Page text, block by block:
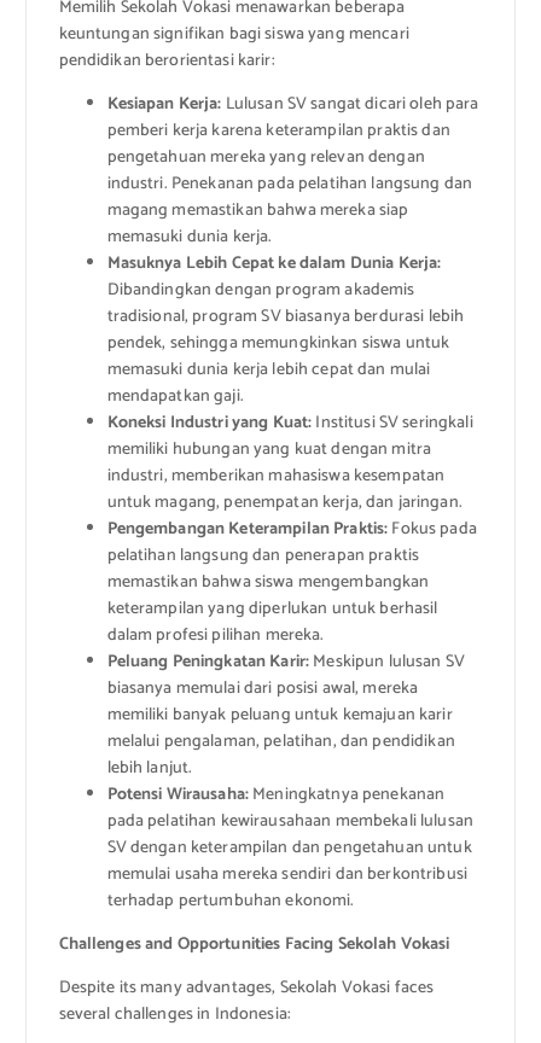
Memilih Sekolah Vokasi menawarkan beberapa
keuntungan signifikan bagi siswa yang mencari
pendidikan berorientasi karir:
Kesiapan Kerja: Lulusan SV sangat dicari oleh para
pemberi kerja karena keterampilan praktis dan
pengetahuan mereka yang relevan dengan
industri. Penekanan pada pelatihan langsung dan
magang memastikan bahwa mereka siap
memasuki dunia kerja.
Masuknya Lebih Cepat ke dalam Dunia Kerja:
Dibandingkan dengan program akademis
tradisional, program SV biasanya berdurasi lebih
pendek, sehingga memungkinkan siswa untuk
memasuki dunia kerja lebih cepat dan mulai
mendapatkan gaji.
Koneksi Industri yang Kuat:Institusi SV seringkali
memiliki hubungan yang kuat dengan mitra
industri, memberikan mahasiswa kesempatan
untuk magang, penempatan kerja, dan jaringan.
Pengembangan Keterampilan Praktis:Fokus pada
pelatihan langsung dan penerapan praktis
memastikan bahwa siswa mengembangkan
keterampilan yang diperlukan untuk berhasil
dalam profesi pilihan mereka.
Peluang Peningkatan Karir:Meskipun lulusan SV
biasanya memulai dari posisi awal, mereka
memiliki banyak peluang untuk kemajuan karir
melalui pengalaman, pelatihan, dan pendidikan
lebih lanjut.
Potensi Wirausaha:Meningkatnya penekanan
pada pelatihan kewirausahaan membekali lulusan
SV dengan keterampilan dan pengetahuan untuk
memulai usaha mereka sendiri dan berkontribusi
terhadap pertumbuhan ekonomi.
Challenges and Opportunities Facing Sekolah Vokasi
Despite its many advantages, Sekolah Vokasi faces
several challenges in Indonesia: